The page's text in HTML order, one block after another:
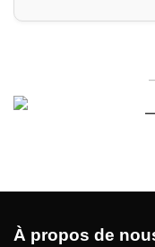
À propos de